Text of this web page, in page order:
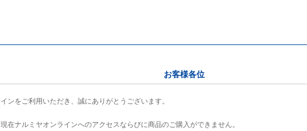
お客様各位
ンをご利用いただき、誠にありがとうございます。
在ナルミヤオンラインへのアクセスならびに商品のご購入ができません。